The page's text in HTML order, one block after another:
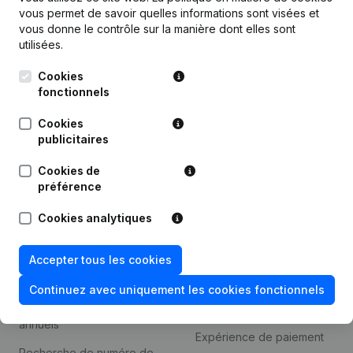
vous permet de savoir quelles informations sont visées et
vous donne le contrôle sur la manière dont elles sont
utilisées.
Cookies
fonctionnels
Cookies
publicitaires
Cookies de
préférence
Cookies analytiques
Accepter tous les cookies
Continuez avec uniquement les cookies fonctionnels
Kantorenpark Everest
Leuvensesteenweg
248D,
1800 Vilvoorde
Produit
Informations d’entreprise
Compliance et prévention
de la fraude
Consulter des comptes
annuels
Intégrations
personnalisées
Expérience de paiement